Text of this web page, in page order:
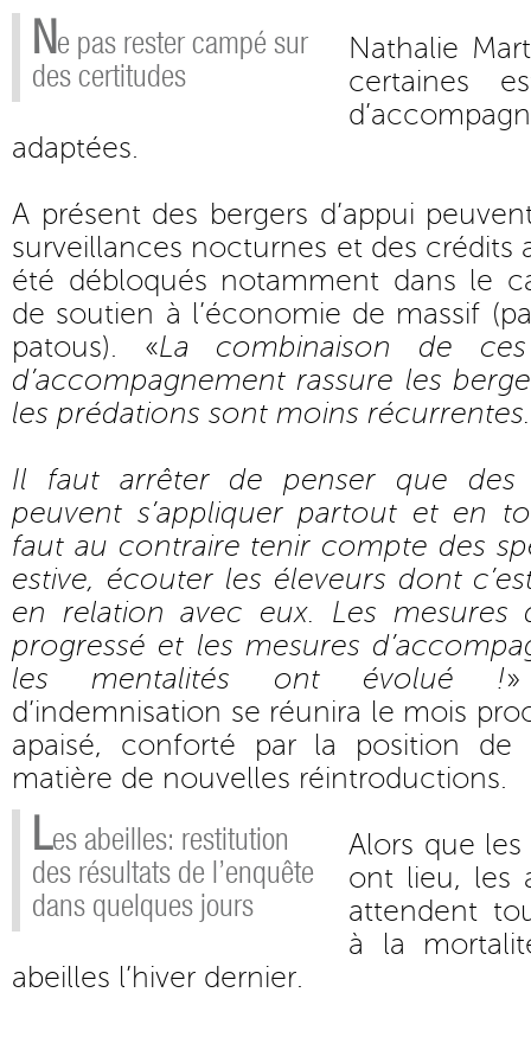
Ne pas rester campé sur
des certitudes
Nathalie
certaines
adaptées.
A présent des bergers d’appui
surveillances nocturnes et des crédits
été débloqués notamment dans le
de soutien à l’économie de massif
patous). «La combinaison de
d’accompagnement rassure les
les prédations sont moins récurrentes.
Il faut arrêter de penser que des
peuvent s’appliquer partout et en
faut au contraire tenir compte des
estive, écouter les éleveurs dont
en relation avec eux. Les mesures
progressé et les mesures
les mentalités ont évolué !
d’indemnisation se réunira le mois
apaisé, conforté par la position de
matière de nouvelles réintroductions.
Les abeilles: restitution
des résultats de l’enquête
dans quelques jours
Alors que les
ont lieu, les
attendent
à la
abeilles l’hiver dernier.